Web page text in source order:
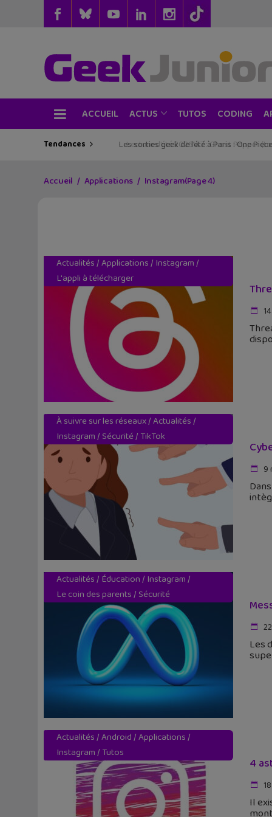
ACCUEIL ACTUS TUTOS CODING
Tendances Les sorties geek de l’été à Paris : One
Accueil Applications Instagram(Page 4)
Actualités/Applications/ Instagram/
L'appli à télécharger
À suivre sur les réseaux/Actualités/
Instagram/ Sécurité/ TikTok
9
Actualités/ Éducation/ Instagram/
Le coin des parents/ Sécurité
Les
Actualités/Android/Applications/
Instagram/ Tutos
4
Il